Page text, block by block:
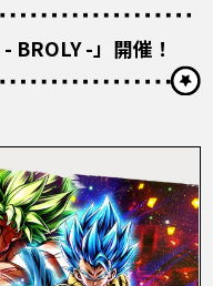
BROLY -」開催！